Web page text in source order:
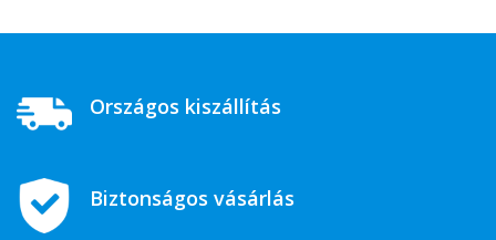
Országos kiszállítás
Biztonságos vásárlás